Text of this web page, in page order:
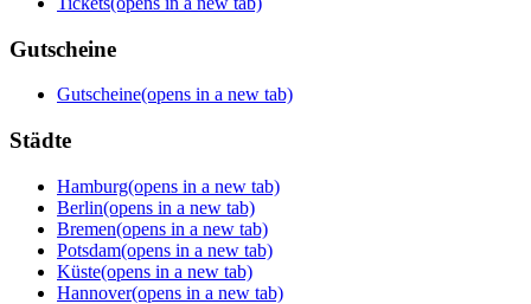
Gutscheine
Gutscheine(opens in a new tab)
Städte
Hamburg(opens in a new tab)
Berlin(opens in a new tab)
Bremen(opens in a new tab)
Potsdam(opens in a new tab)
Küste(opens in a new tab)
Hannover(opens in a new tab)